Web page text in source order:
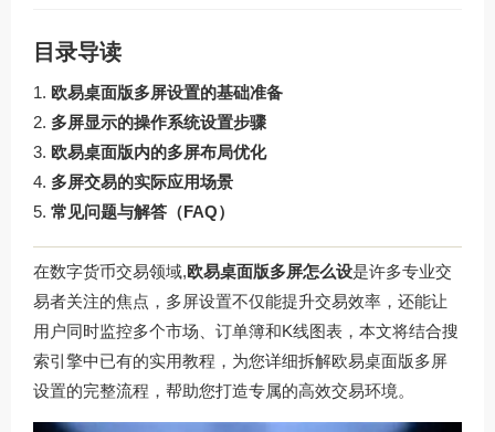
目录导读
欧易桌面版多屏设置的基础准备
多屏显示的操作系统设置步骤
欧易桌面版内的多屏布局优化
多屏交易的实际应用场景
常见问题与解答（FAQ）
在数字货币交易领域,欧易桌面版多屏怎么设是许多专业交
易者关注的焦点，多屏设置不仅能提升交易效率，还能让
用户同时监控多个市场、订单簿和K线图表，本文将结合搜
索引擎中已有的实用教程，为您详细拆解欧易桌面版多屏
设置的完整流程，帮助您打造专属的高效交易环境。